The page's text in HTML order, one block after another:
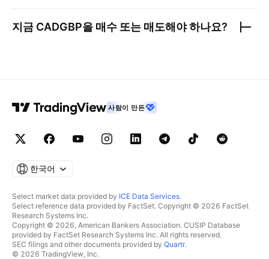
지금 CADGBP을 매수 또는 매도해야 하나요?
사람이 만든
한국어
Select market data provided by ICE Data Services.
Select reference data provided by FactSet. Copyright © 2026 FactSet
Research Systems Inc.
Copyright © 2026, American Bankers Association. CUSIP Database
provided by FactSet Research Systems Inc. All rights reserved.
SEC filings and other documents provided by Quartr.
© 2026 TradingView, Inc.